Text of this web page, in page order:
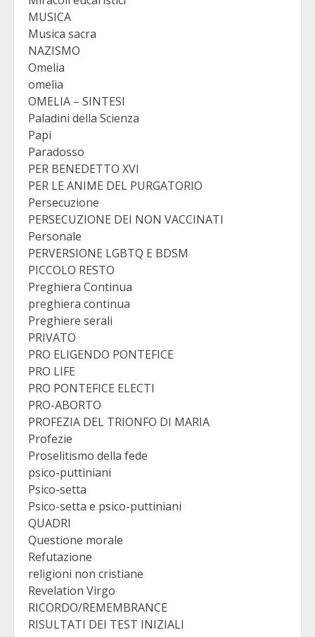
MUSICA
Musica sacra
NAZISMO
Omelia
omelia
OMELIA – SINTESI
Paladini della Scienza
Papi
Paradosso
PER BENEDETTO XVI
PER LE ANIME DEL PURGATORIO
Persecuzione
PERSECUZIONE DEI NON VACCINATI
Personale
PERVERSIONE LGBTQ E BDSM
PICCOLO RESTO
Preghiera Continua
preghiera continua
Preghiere serali
PRIVATO
PRO ELIGENDO PONTEFICE
PRO LIFE
PRO PONTEFICE ELECTI
PRO-ABORTO
PROFEZIA DEL TRIONFO DI MARIA
Profezie
Proselitismo della fede
psico-puttiniani
Psico-setta
Psico-setta e psico-puttiniani
QUADRI
Questione morale
Refutazione
religioni non cristiane
Revelation Virgo
RICORDO/REMEMBRANCE
RISULTATI DEI TEST INIZIALI